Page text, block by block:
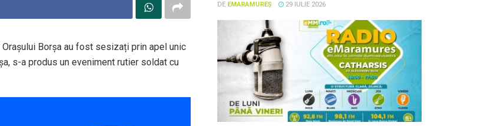
Borșa au fost sesizați prin apel unic
s-a produs un eveniment rutier soldat cu
DE EMARAMUREȘ 29 IULIE 2026